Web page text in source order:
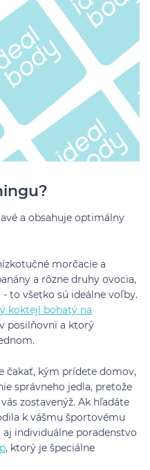
a obsahuje optimálny
morčacie a
a rôzne druhy ovocia,
to všetko sú ideálne voľby.
koktejl bohatý na
posilňovni a ktorý
čakať, kým prídete domov,
správneho jedla, pretože
zostavenýž. Ak hľadáte
k vášmu športovému
individuálne poradenstvo
, ktorý je špeciálne